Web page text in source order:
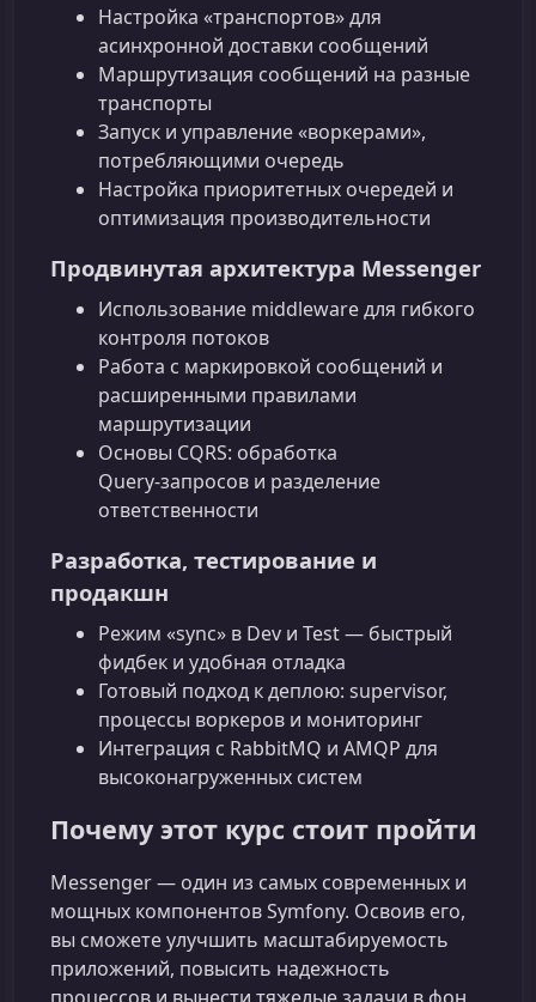
Настройка «транспортов» для
асинхронной доставки сообщений
Маршрутизация сообщений на разные
транспорты
Запуск и управление «воркерами»,
потребляющими очередь
Настройка приоритетных очередей и
оптимизация производительности
Продвинутая архитектура Messenger
Использование middleware для гибкого
контроля потоков
Работа с маркировкой сообщений и
расширенными правилами
маршрутизации
Основы CQRS: обработка
Query‑запросов и разделение
ответственности
Разработка, тестирование и
продакшн
Режим «sync» в Dev и Test — быстрый
фидбек и удобная отладка
Готовый подход к деплою: supervisor,
процессы воркеров и мониторинг
Интеграция с RabbitMQ и AMQP для
высоконагруженных систем
Почему этот курс стоит пройти
Messenger — один из самых современных и
мощных компонентов Symfony. Освоив его,
вы сможете улучшить масштабируемость
приложений, повысить надежность